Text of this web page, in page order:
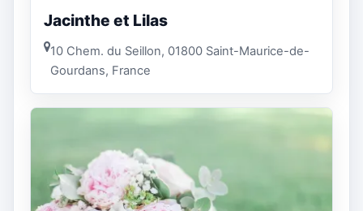
Jacinthe et Lilas
10 Chem. du Seillon, 01800 Saint-Maurice-de-
Gourdans, France